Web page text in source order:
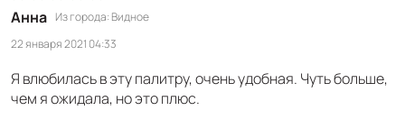
Анна Из города Видное
22 января 2021 04:33
Я влюбилась в эту палитру, очень удобная. Чуть больше,
чем я ожидала, но это плюс.